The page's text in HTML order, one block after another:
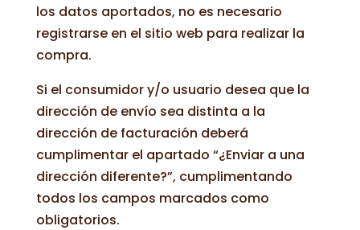
los datos aportados, no es necesario
registrarse en el sitio web para realizar la
compra.
Si el consumidor y/o usuario desea que la
dirección de envío sea distinta a la
dirección de facturación deberá
cumplimentar el apartado “¿Enviar a una
dirección diferente?”, cumplimentando
todos los campos marcados como
obligatorios.